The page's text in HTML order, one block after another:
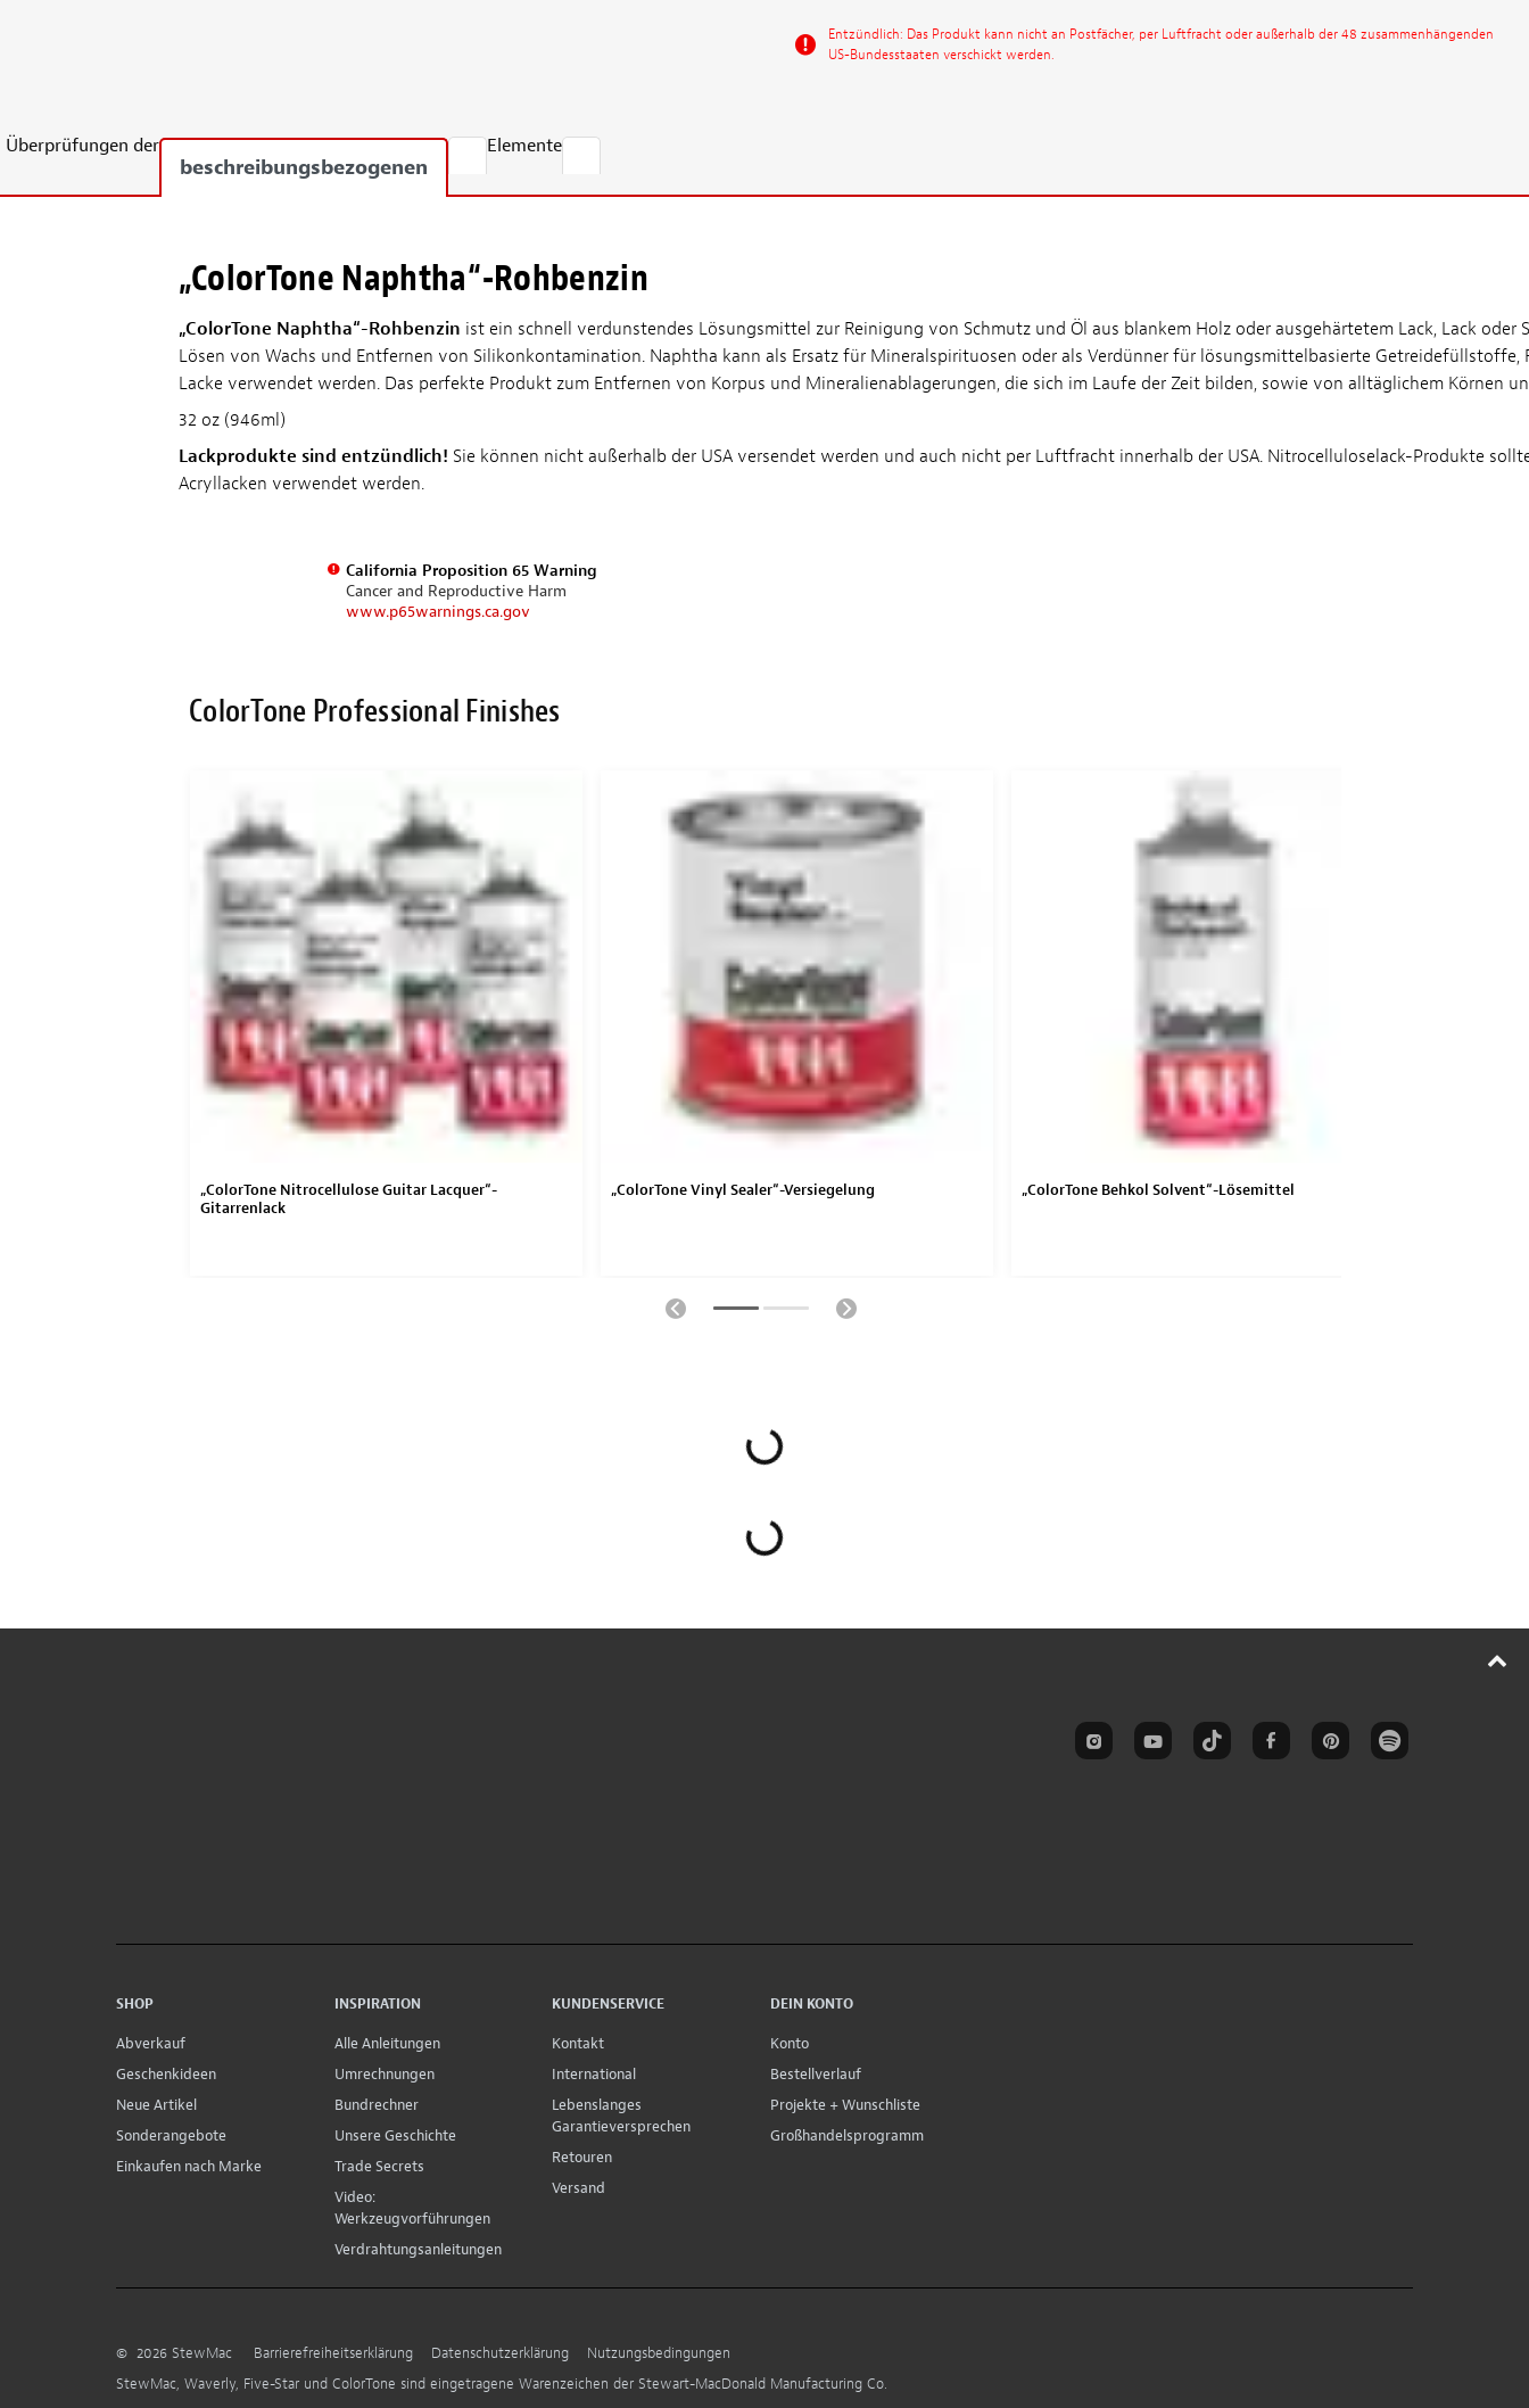
Entzündlich: Das Produkt kann nicht an Postfächer, per Luftfracht oder außerhalb der 48 zusammenhängenden
US-Bundesstaaten verschickt werden.
Überprüfungen der
beschreibungsbezogenen
Elemente
„ColorTone Naphtha“-Rohbenzin
„ColorTone Naphtha“-Rohbenzin ist ein schnell verdunstendes Lösungsmittel zur Reinigung von Schmutz und Öl aus blankem Holz oder ausgehärtetem Lack, Lack oder
Lösen von Wachs und Entfernen von Silikonkontamination. Naphtha kann als Ersatz für Mineralspirituosen oder als Verdünner für lösungsmittelbasierte Getreidefüllstoffe,
Lacke verwendet werden. Das perfekte Produkt zum Entfernen von Korpus und Mineralienablagerungen, die sich im Laufe der Zeit bilden, sowie von alltäglichem Körnen
32 oz (946ml)
Lackprodukte sind entzündlich! Sie können nicht außerhalb der USA versendet werden und auch nicht per Luftfracht innerhalb der USA. Nitrocelluloselack-Produkte
Acryllacken verwendet werden.
California Proposition 65 Warning
Cancer and Reproductive Harm
www.p65warnings.ca.gov
ColorTone Professional Finishes
„ColorTone Nitrocellulose Guitar Lacquer“-
Gitarrenlack
„ColorTone Vinyl Sealer“-Versiegelung „ColorTone Behkol Solvent“-Lösemittel
SHOP
Abverkauf
Geschenkideen
Neue Artikel
Sonderangebote
Einkaufen nach Marke
INSPIRATION
Alle Anleitungen
Umrechnungen
Bundrechner
Unsere Geschichte
Trade Secrets
Video:
Werkzeugvorführungen
Verdrahtungsanleitungen
KUNDENSERVICE
Kontakt
International
Lebenslanges
Garantieversprechen
Retouren
Versand
DEIN KONTO
Konto
Bestellverlauf
Projekte + Wunschliste
Großhandelsprogramm
© 2026 StewMac Barrierefreiheitserklärung Datenschutzerklärung
Nutzungsbedingungen
StewMac, Waverly, Five-Star und ColorTone sind eingetragene Warenzeichen der Stewart-MacDonald Manufacturing Co.